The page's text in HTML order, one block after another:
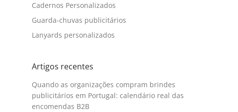
Cadernos Personalizados
Guarda-chuvas publicitários
Lanyards personalizados
Artigos recentes
Quando as organizações compram brindes
publicitários em Portugal: calendário real das
encomendas B2B